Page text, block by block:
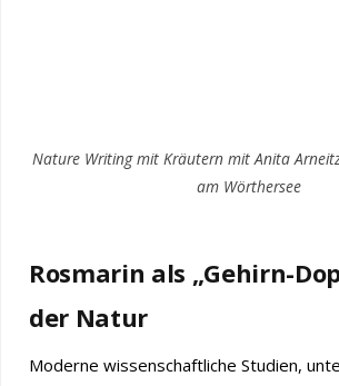
Nature Writing mit Kräutern mit Anita
am Wörthersee
Rosmarin als „Gehirn-
der Natur
Moderne wissenschaftliche Studien,